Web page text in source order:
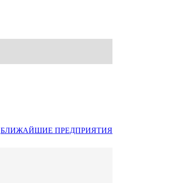
БЛИЖАЙШИЕ ПРЕДПРИЯТИЯ